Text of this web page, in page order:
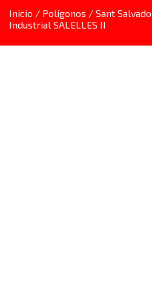
Inicio / Polígonos / Sant
Industrial SALELLES II